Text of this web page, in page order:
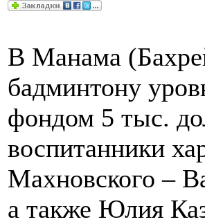
В Манама
бадминтону
фондом 5 тыс.
воспитанники
Махновского –
а также Юлия